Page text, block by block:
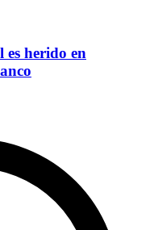
herido en